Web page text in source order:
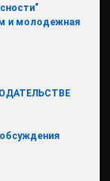
новое
и молодежная